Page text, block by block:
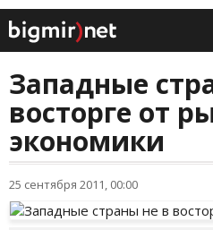
Западные
восторге от
экономики
25 сентября 2011, 00:00